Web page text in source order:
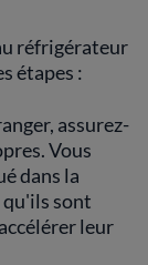
réfrigérateur
étapes :
assurez-
Vous
dans la
qu'ils sont
leur